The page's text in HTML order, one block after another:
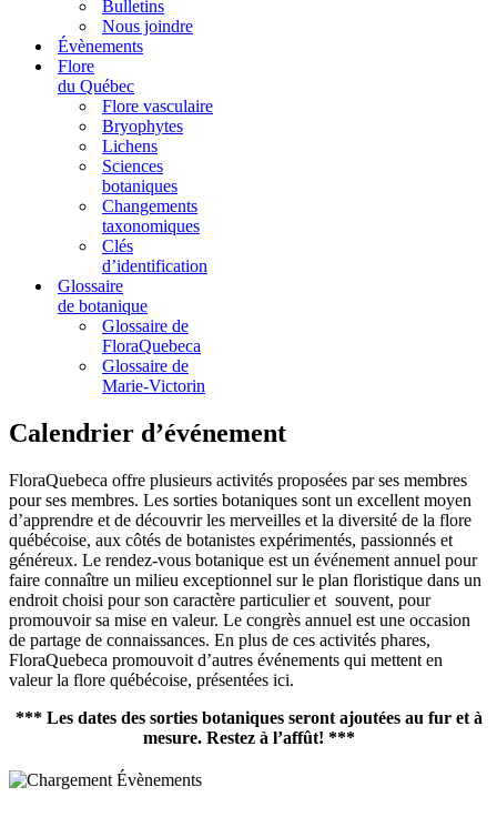
Bulletins
Nous joindre
Évènements
Flore
du Québec
Flore vasculaire
Bryophytes
Lichens
Sciences
botaniques
Changements
taxonomiques
Clés
d’identification
Glossaire
de botanique
Glossaire de
FloraQuebeca
Glossaire de
Marie-Victorin
Calendrier d’événement
FloraQuebeca offre plusieurs activités proposées par ses membres
pour ses membres. Les sorties botaniques sont un excellent moyen
d’apprendre et de découvrir les merveilles et la diversité de la flore
québécoise, aux côtés de botanistes expérimentés, passionnés et
généreux. Le rendez-vous botanique est un événement annuel pour
faire connaître un milieu exceptionnel sur le plan floristique dans un
endroit choisi pour son caractère particulier et souvent, pour
promouvoir sa mise en valeur. Le congrès annuel est une occasion
de partage de connaissances. En plus de ces activités phares,
FloraQuebeca promouvoit d’autres événements qui mettent en
valeur la flore québécoise, présentées ici.
*** Les dates des sorties botaniques seront ajoutées au fur et à
mesure. Restez à l’affût! ***